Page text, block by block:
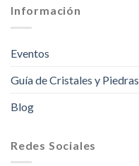
Información
Eventos
Guía de Cristales y Piedras
Blog
Redes Sociales